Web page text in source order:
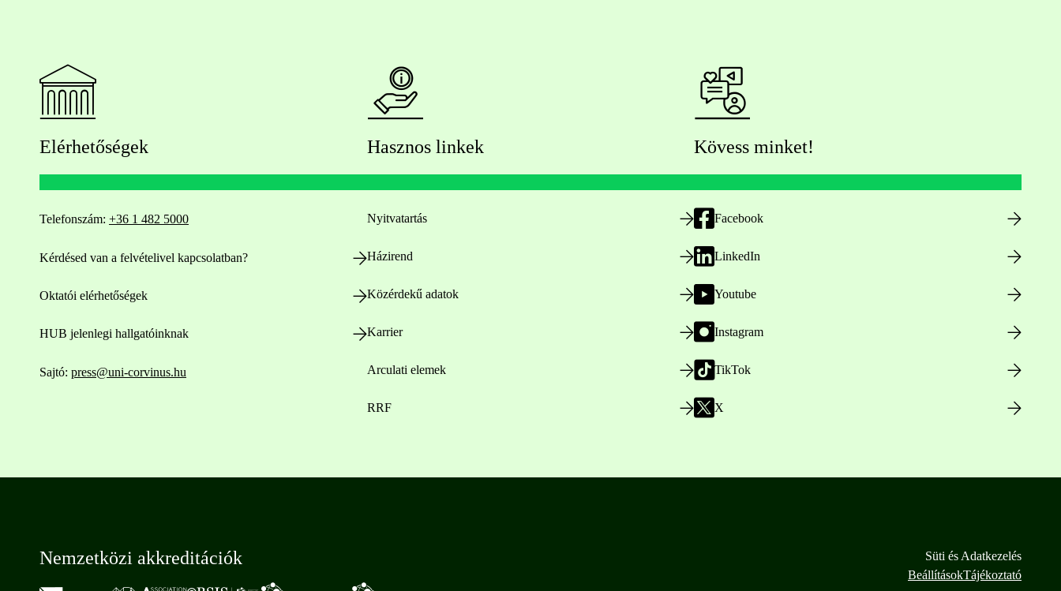
Elérhetőségek
Telefonszám: +36 1 482 5000
Kérdésed van a felvételivel kapcsolatban?
Oktatói elérhetőségek
HUB jelenlegi hallgatóinknak
Sajtó: press@uni-corvinus.hu
Hasznos linkek
Nyitvatartás
Házirend
Közérdekű adatok
Karrier
Arculati elemek
RRF
Kövess minket!
Facebook
LinkedIn
Youtube
Instagram
TikTok
X
Nemzetközi akkreditációk
Süti és Adatkezelés
BeállításokTájékoztató